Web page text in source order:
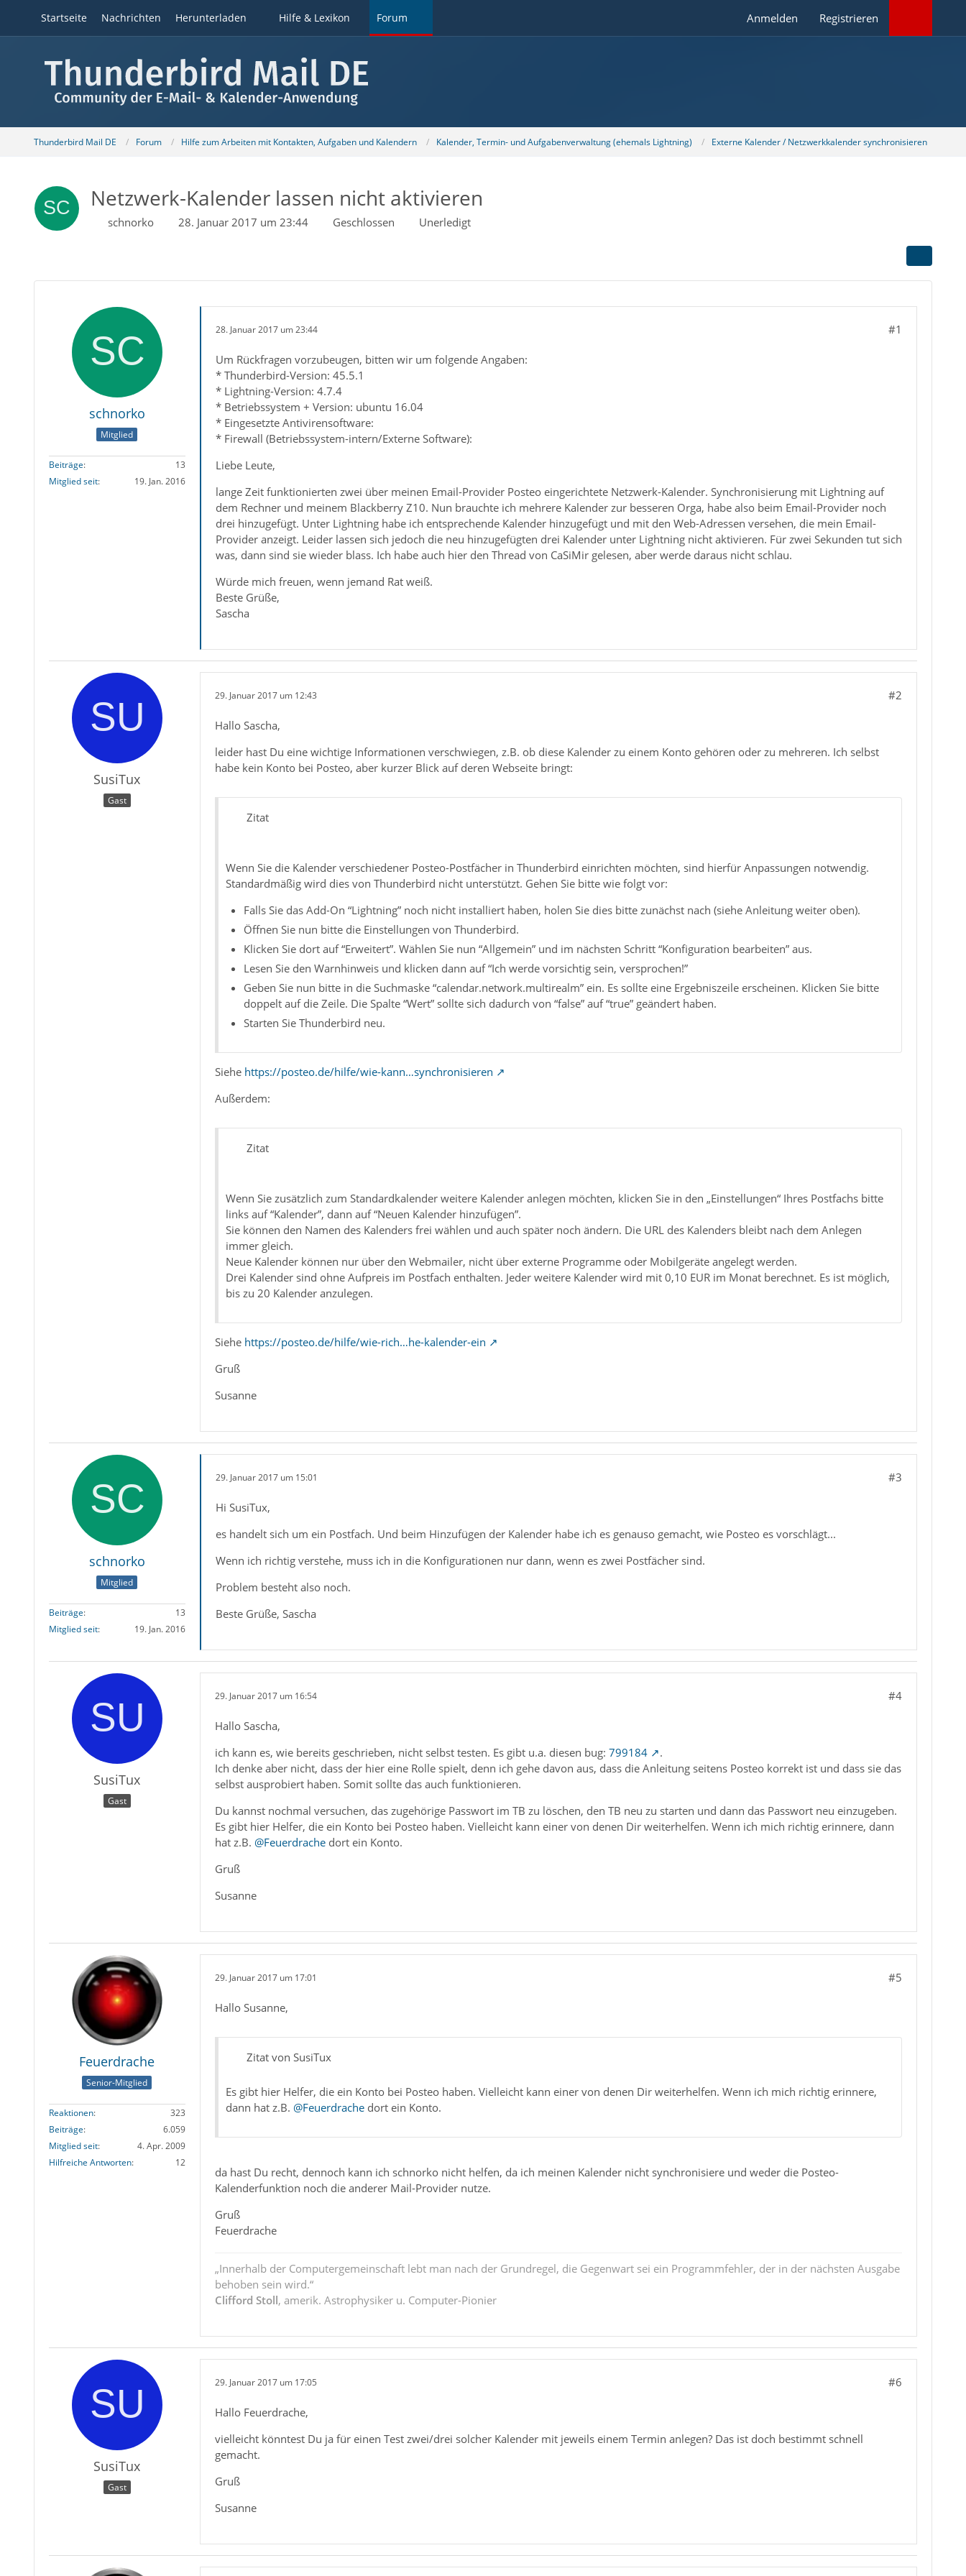
Startseite Nachrichten Herunterladen Hilfe & Lexikon Forum Anmelden Registrieren
Thunderbird Mail DE Forum Hilfe zum Arbeiten mit Kontakten, Aufgaben und Kalendern Kalender, Termin- und Aufgabenverwaltung (ehemals Lightning) Externe Kalender / Netzwerkkalender synchronisieren
Netzwerk-Kalender lassen nicht aktivieren
schnorko 28. Januar 2017 um 23:44 Geschlossen Unerledigt
schnorko
Mitglied
Beiträge
13
Mitglied seit
19. Jan. 2016
28. Januar 2017 um 23:44 #1
Um Rückfragen vorzubeugen, bitten wir um folgende Angaben:
* Thunderbird-Version: 45.5.1
* Lightning-Version: 4.7.4
* Betriebssystem + Version: ubuntu 16.04
* Eingesetzte Antivirensoftware:
* Firewall (Betriebssystem-intern/Externe Software):
Liebe Leute,
lange Zeit funktionierten zwei über meinen Email-Provider Posteo eingerichtete Netzwerk-Kalender. Synchronisierung mit Lightning auf
dem Rechner und meinem Blackberry Z10. Nun brauchte ich mehrere Kalender zur besseren Orga, habe also beim Email-Provider noch
drei hinzugefügt. Unter Lightning habe ich entsprechende Kalender hinzugefügt und mit den Web-Adressen versehen, die mein Email-
Provider anzeigt. Leider lassen sich jedoch die neu hinzugefügten drei Kalender unter Lightning nicht aktivieren. Für zwei Sekunden tut sich
was, dann sind sie wieder blass. Ich habe auch hier den Thread von CaSiMir gelesen, aber werde daraus nicht schlau.
Würde mich freuen, wenn jemand Rat weiß.
Beste Grüße,
Sascha
SusiTux
Gast
29. Januar 2017 um 12:43 #2
Hallo Sascha,
leider hast Du eine wichtige Informationen verschwiegen, z.B. ob diese Kalender zu einem Konto gehören oder zu mehreren. Ich selbst
habe kein Konto bei Posteo, aber kurzer Blick auf deren Webseite bringt:
Zitat
Wenn Sie die Kalender verschiedener Posteo-Postfächer in Thunderbird einrichten möchten, sind hierfür Anpassungen notwendig.
Standardmäßig wird dies von Thunderbird nicht unterstützt. Gehen Sie bitte wie folgt vor:
Falls Sie das Add-On “Lightning” noch nicht installiert haben, holen Sie dies bitte zunächst nach (siehe Anleitung weiter oben).
Öffnen Sie nun bitte die Einstellungen von Thunderbird.
Klicken Sie dort auf “Erweitert”. Wählen Sie nun “Allgemein” und im nächsten Schritt “Konfiguration bearbeiten” aus.
Lesen Sie den Warnhinweis und klicken dann auf “Ich werde vorsichtig sein, versprochen!”
Geben Sie nun bitte in die Suchmaske “calendar.network.multirealm” ein. Es sollte eine Ergebniszeile erscheinen. Klicken Sie bitte
doppelt auf die Zeile. Die Spalte “Wert” sollte sich dadurch von “false” auf “true” geändert haben.
Starten Sie Thunderbird neu.
Siehe https://posteo.de/hilfe/wie-kann…synchronisieren
Außerdem:
Zitat
Wenn Sie zusätzlich zum Standardkalender weitere Kalender anlegen möchten, klicken Sie in den „Einstellungen“ Ihres Postfachs bitte
links auf “Kalender”, dann auf “Neuen Kalender hinzufügen”.
Sie können den Namen des Kalenders frei wählen und auch später noch ändern. Die URL des Kalenders bleibt nach dem Anlegen
immer gleich.
Neue Kalender können nur über den Webmailer, nicht über externe Programme oder Mobilgeräte angelegt werden.
Drei Kalender sind ohne Aufpreis im Postfach enthalten. Jeder weitere Kalender wird mit 0,10 EUR im Monat berechnet. Es ist möglich,
bis zu 20 Kalender anzulegen.
Siehe https://posteo.de/hilfe/wie-rich…he-kalender-ein
Gruß
Susanne
schnorko
Mitglied
Beiträge
13
Mitglied seit
19. Jan. 2016
29. Januar 2017 um 15:01 #3
Hi SusiTux,
es handelt sich um ein Postfach. Und beim Hinzufügen der Kalender habe ich es genauso gemacht, wie Posteo es vorschlägt...
Wenn ich richtig verstehe, muss ich in die Konfigurationen nur dann, wenn es zwei Postfächer sind.
Problem besteht also noch.
Beste Grüße, Sascha
SusiTux
Gast
29. Januar 2017 um 16:54 #4
Hallo Sascha,
ich kann es, wie bereits geschrieben, nicht selbst testen. Es gibt u.a. diesen bug: 799184
.
Ich denke aber nicht, dass der hier eine Rolle spielt, denn ich gehe davon aus, dass die Anleitung seitens Posteo korrekt ist und dass sie das
selbst ausprobiert haben. Somit sollte das auch funktionieren.
Du kannst nochmal versuchen, das zugehörige Passwort im TB zu löschen, den TB neu zu starten und dann das Passwort neu einzugeben.
Es gibt hier Helfer, die ein Konto bei Posteo haben. Vielleicht kann einer von denen Dir weiterhelfen. Wenn ich mich richtig erinnere, dann
hat z.B. @Feuerdrachedort ein Konto.
Gruß
Susanne
Feuerdrache
Senior-Mitglied
Reaktionen
323
Beiträge
6.059
Mitglied seit
4. Apr. 2009
Hilfreiche Antworten
12
29. Januar 2017 um 17:01 #5
Hallo Susanne,
Zitat von SusiTux
Es gibt hier Helfer, die ein Konto bei Posteo haben. Vielleicht kann einer von denen Dir weiterhelfen. Wenn ich mich richtig erinnere,
dann hat z.B. @Feuerdrachedort ein Konto.
da hast Du recht, dennoch kann ich schnorko nicht helfen, da ich meinen Kalender nicht synchronisiere und weder die Posteo-
Kalenderfunktion noch die anderer Mail-Provider nutze.
Gruß
Feuerdrache
„Innerhalb der Computergemeinschaft lebt man nach der Grundregel, die Gegenwart sei ein Programmfehler, der in der nächsten Ausgabe
behoben sein wird.“
Clifford Stoll, amerik. Astrophysiker u. Computer-Pionier
SusiTux
Gast
29. Januar 2017 um 17:05 #6
Hallo Feuerdrache,
vielleicht könntest Du ja für einen Test zwei/drei solcher Kalender mit jeweils einem Termin anlegen? Das ist doch bestimmt schnell
gemacht.
Gruß
Susanne